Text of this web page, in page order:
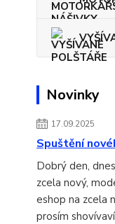
Novinky
17.09.2025
Spuštění
Dobrý den,
zcela nový,
eshop na zcela
prosím